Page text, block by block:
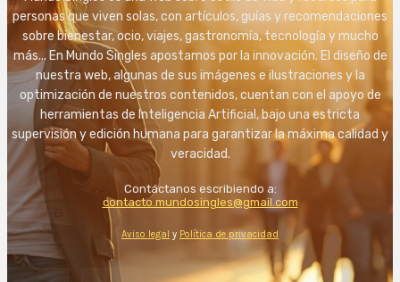
personas que viven solas, con artículos, guías y recomendaciones
sobre bienestar, ocio, viajes, gastronomía, tecnología y mucho
más... En Mundo Singles apostamos por la innovación. El diseño de
nuestra web, algunas de sus imágenes e ilustraciones y la
optimización de nuestros contenidos, cuentan con el apoyo de
herramientas de Inteligencia Artificial, bajo una estricta
supervisión y edición humana para garantizar la máxima calidad y
veracidad.
Contáctanos escribiendo a:
contacto.mundosingles@gmail.com
Aviso legal y Política de privacidad